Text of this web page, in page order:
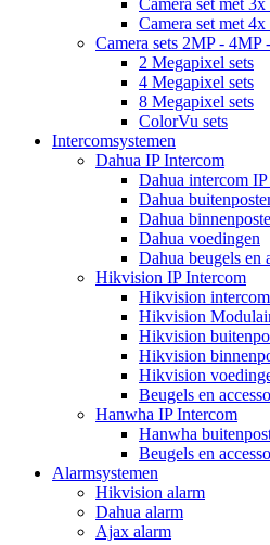
Camera set met 3x
Camera set met 4x
Camera sets 2MP - 4MP
2 Megapixel sets
4 Megapixel sets
8 Megapixel sets
ColorVu sets
Intercomsystemen
Dahua IP Intercom
Dahua intercom IP
Dahua
Dahua
Dahua voedingen
Dahua beugels en
Hikvision IP Intercom
Hikvision
Hikvision
Hikvision
Hikvision
Hikvision
Beugels en
Hanwha IP Intercom
Hanwha
Beugels en
Alarmsystemen
Hikvision alarm
Dahua alarm
Ajax alarm